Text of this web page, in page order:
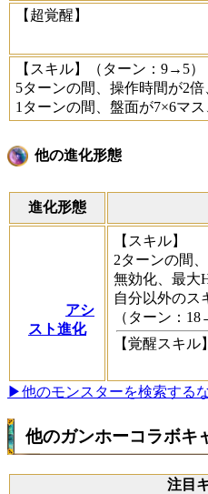
【超覚醒】
【スキル】
（ターン：9→5）
5ターンの間、操作時間が2倍
1ターンの間、盤面が7×6マス
他の進化形態
進化形態
アシ
スト進化
【スキル】
2ターンの間
無効化、最大
自分以外のス
（ターン：
【覚醒スキル】
▶他のモンスターを検索する
他のガンホーコラボキ
注目